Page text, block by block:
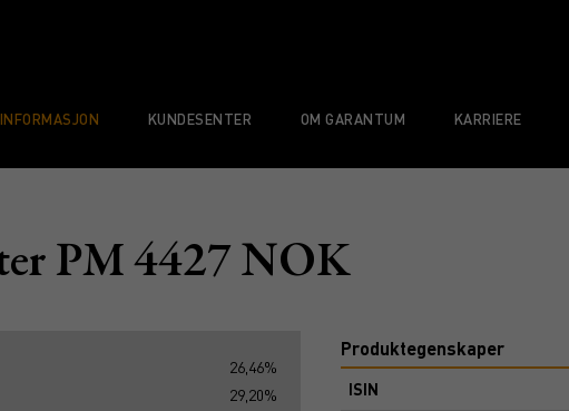
KUNDESENTER OM GARANTUM KARRIERE
PM 4427 NOK
26,46%
29,20%
Produktegenskaper
ISIN